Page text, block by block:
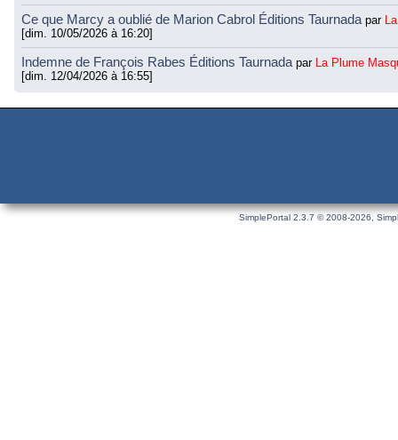
Ce que Marcy a oublié de Marion Cabrol Éditions Taurnada par
[dim. 10/05/2026 à 16:20]
Indemne de François Rabes Éditions Taurnada par La Plume
[dim. 12/04/2026 à 16:55]
SimplePortal 2.3.7 © 2008-2026,